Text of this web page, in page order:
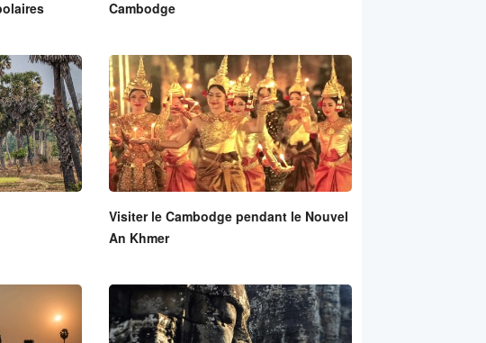
Cambodge
Visiter le Cambodge pendant le Nouvel
An Khmer